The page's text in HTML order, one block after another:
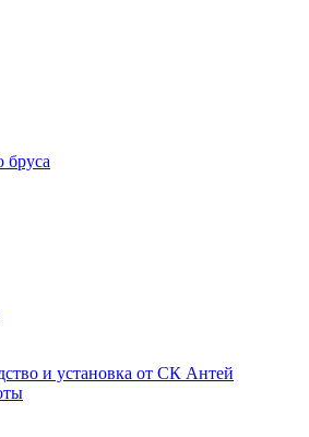
бруса
и установка от СК Антей